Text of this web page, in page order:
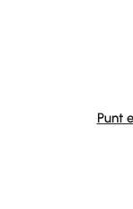
Punt